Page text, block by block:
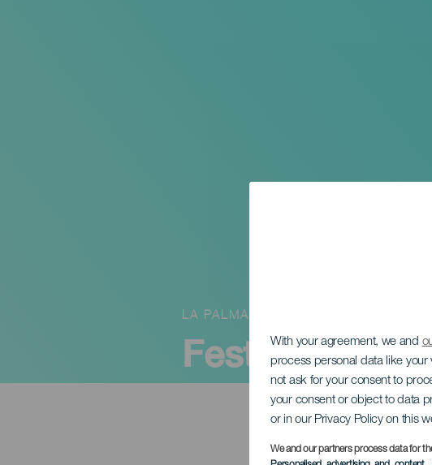
With your agreement, we and
process personal data like
not ask for your consent to
your consent or object to data
or in our Privacy Policy on this
We and our partners process data for
Festival
LA PALMA